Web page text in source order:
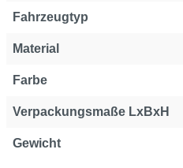
Fahrzeugtyp
Material
Farbe
Verpackungsmaße LxBxH
Gewicht